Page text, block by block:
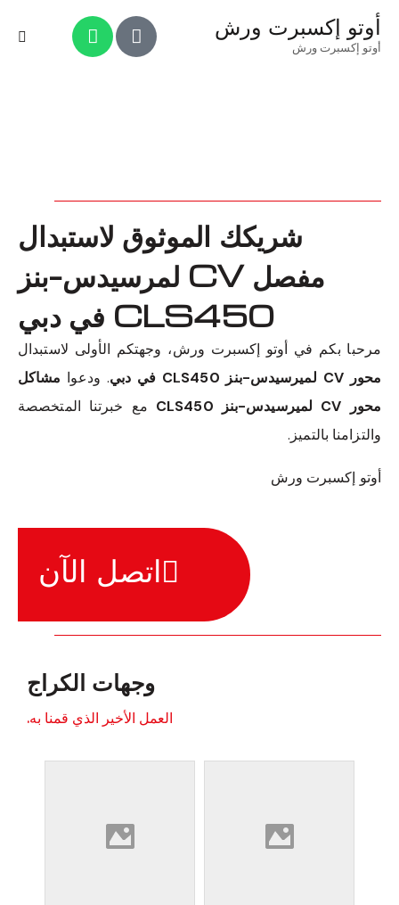
أوتو إكسبرت ورش
أوتو إكسبرت ورش
شريكك الموثوق لاستبدال
مفصل CV لمرسيدس-بنز
CLS450 في دبي
مرحبا بكم في أوتو إكسبرت ورش، وجهتكم الأولى لاستبدال
محور CV لميرسيدس-بنز CLS450 في دبي
. ودعوا مشاكل
محور CV لميرسيدس-بنز CLS450
مع خبرتنا المتخصصة
والتزامنا بالتميز.
أوتو إكسبرت ورش
اتصل الآن
وجهات الكراج
العمل الأخير الذي قمنا به.